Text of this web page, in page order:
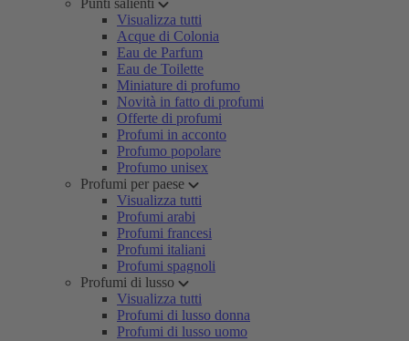
Punti salienti
Visualizza tutti
Acque di Colonia
Eau de Parfum
Eau de Toilette
Miniature di profumo
Novità in fatto di profumi
Offerte di profumi
Profumi in acconto
Profumo popolare
Profumo unisex
Profumi per paese
Visualizza tutti
Profumi arabi
Profumi francesi
Profumi italiani
Profumi spagnoli
Profumi di lusso
Visualizza tutti
Profumi di lusso donna
Profumi di lusso uomo